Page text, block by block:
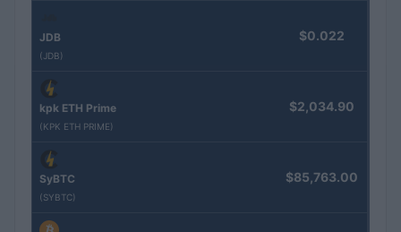
JDB
(JDB)
$0.022
kpk ETH Prime
(KPK ETH PRIME)
$2,034.90
SyBTC
(SYBTC)
$85,763.00